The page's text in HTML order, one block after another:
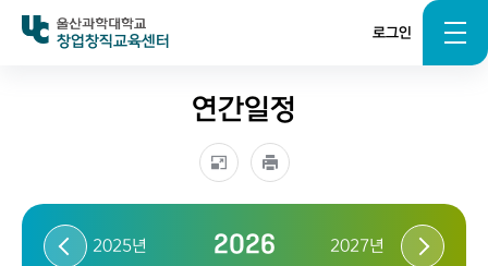
로그인
창업창직교육센터
연간일정
2025년 2026 2027년